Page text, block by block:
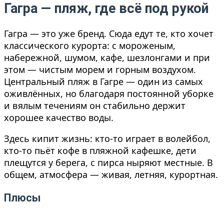
Гагра — пляж, где всё под рукой
Гагра — это уже бренд. Сюда едут те, кто хочет
классического курорта: с мороженым,
набережной, шумом, кафе, шезлонгами и при
этом — чистым морем и горным воздухом.
Центральный пляж в Гагре — один из самых
оживлённых, но благодаря постоянной уборке
и вялым течениям он стабильно держит
хорошее качество воды.
Здесь кипит жизнь: кто-то играет в волейбол,
кто-то пьёт кофе в пляжной кафешке, дети
плещутся у берега, с пирса ныряют местные. В
общем, атмосфера — живая, летняя, курортная.
Плюсы